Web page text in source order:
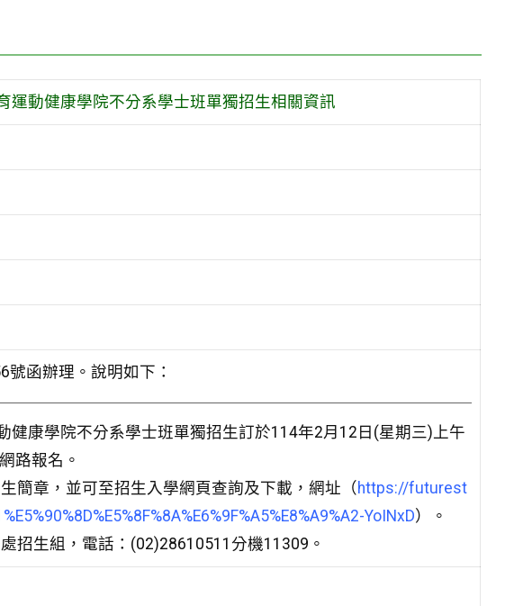
運動健康學院不分系學士班單獨招生相關資訊
函辦理。說明如下：
健康學院不分系學士班單獨招生訂於114年2月12日(星期三)上午
路報名。
簡章，並可至招生入學網頁查詢及下載，網址（ https://futurest
YoINxD）。
招生組，電話：(02)28610511分機11309。